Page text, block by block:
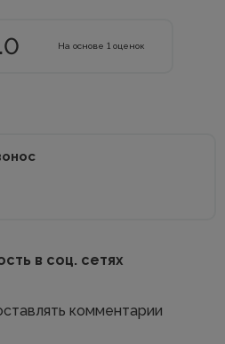
На основе 1 оценок
в соц. сетях
комментарии